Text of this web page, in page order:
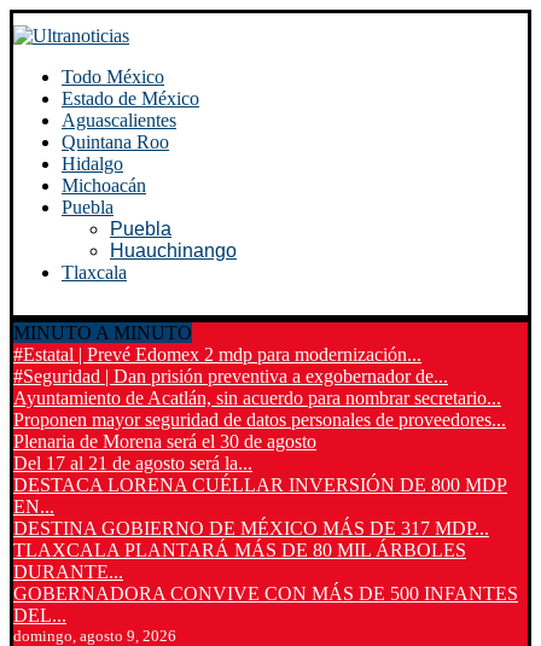
Todo México
Estado de México
Aguascalientes
Quintana Roo
Hidalgo
Michoacán
Puebla
Puebla
Huauchinango
Tlaxcala
MINUTO A MINUTO
#Estatal | Prevé Edomex 2 mdp para modernización...
#Seguridad | Dan prisión preventiva a exgobernador de...
Ayuntamiento de Acatlán, sin acuerdo para nombrar secretario...
Proponen mayor seguridad de datos personales de proveedores...
Plenaria de Morena será el 30 de agosto
Del 17 al 21 de agosto será la...
DESTACA LORENA CUÉLLAR INVERSIÓN DE 800 MDP
EN...
DESTINA GOBIERNO DE MÉXICO MÁS DE 317 MDP...
TLAXCALA PLANTARÁ MÁS DE 80 MIL ÁRBOLES
DURANTE...
GOBERNADORA CONVIVE CON MÁS DE 500 INFANTES
DEL...
domingo, agosto 9, 2026